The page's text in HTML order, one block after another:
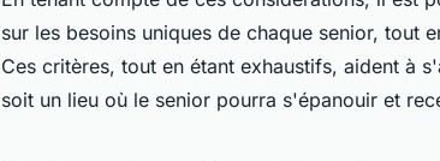
sur les besoins uniques de chaque senior, tout
Ces critères, tout en étant exhaustifs, aident à
soit un lieu où le senior pourra s'épanouir et